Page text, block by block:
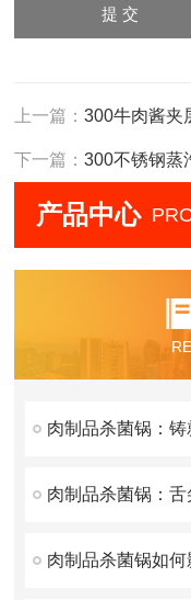
上一篇：300牛肉酱夹
下一篇：300不锈钢蒸
产品中心
肉制品杀菌锅：
肉制品杀菌锅：
肉制品杀菌锅如